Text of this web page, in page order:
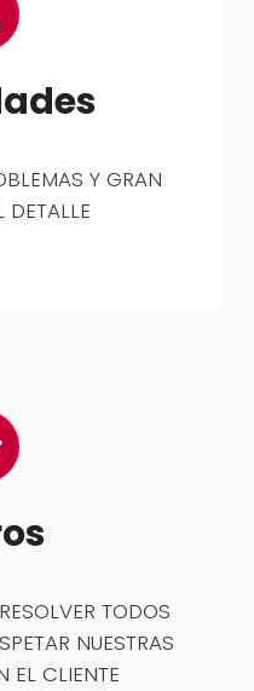
Y GRAN
TODOS
NUESTRAS
EL CLIENTE